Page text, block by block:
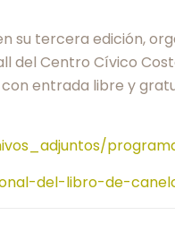
su tercera edición,
del Centro Cívico
con entrada libre y
del-libro-de-